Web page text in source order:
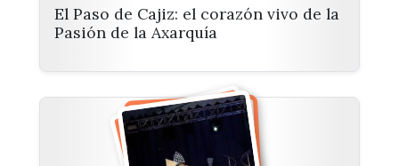
El Paso de Cajiz: el corazón vivo de la
Pasión de la Axarquía